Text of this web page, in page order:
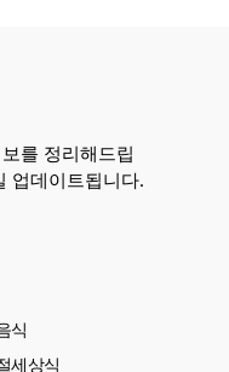
를 정리해드립
업데이트됩니다.
식
세상식